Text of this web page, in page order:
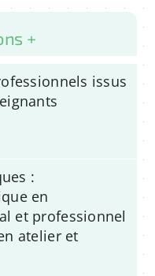
+
issus
:
en
et professionnel
atelier et